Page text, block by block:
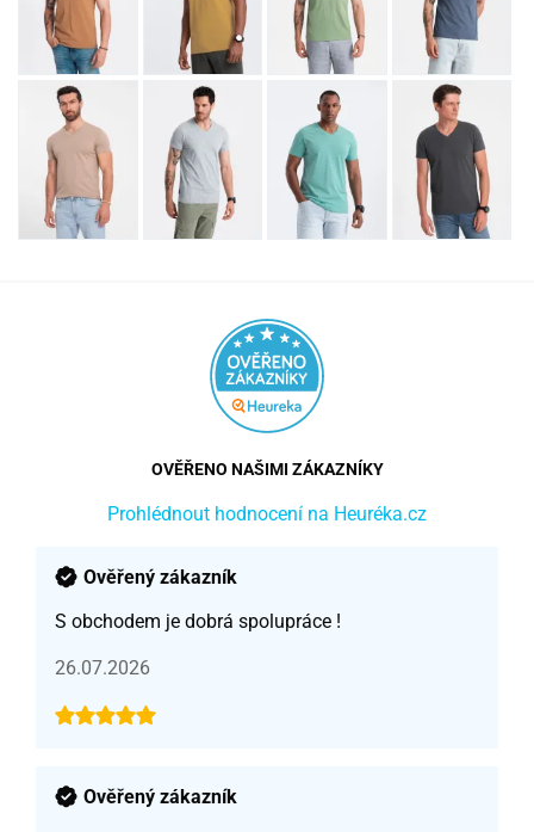
OVĚŘENO NAŠIMI ZÁKAZNÍKY
Prohlédnout hodnocení na Heuréka.cz
Ověřený zákazník
S obchodem je dobrá spolupráce !
26.07.2026
Ověřený zákazník